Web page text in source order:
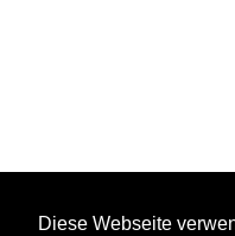
Diese Webseite